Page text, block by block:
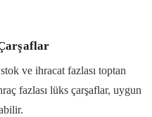
ve ihracat fazlası toptan
fazlası lüks çarşaflar, uygun